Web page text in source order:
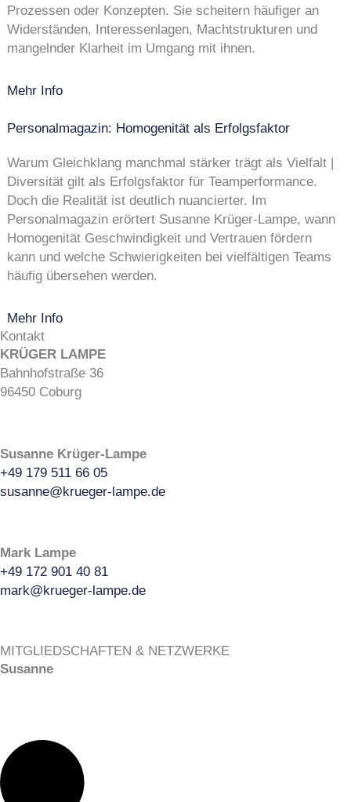
Prozessen oder Konzepten. Sie scheitern häufiger an
Widerständen, Interessenlagen, Machtstrukturen und
mangelnder Klarheit im Umgang mit ihnen.
Mehr Info
Personalmagazin: Homogenität als Erfolgsfaktor
Warum Gleichklang manchmal stärker trägt als Vielfalt |
Diversität gilt als Erfolgsfaktor für Teamperformance.
Doch die Realität ist deutlich nuancierter. Im
Personalmagazin erörtert Susanne Krüger-Lampe, wann
Homogenität Geschwindigkeit und Vertrauen fördern
kann und welche Schwierigkeiten bei vielfältigen Teams
häufig übersehen werden.
Mehr Info
Kontakt
KRÜGER LAMPE
Bahnhofstraße 36
96450 Coburg
Susanne Krüger-Lampe
+49 179 511 66 05
susanne@krueger-lampe.de
Mark Lampe
+49 172 901 40 81
mark@krueger-lampe.de
MITGLIEDSCHAFTEN & NETZWERKE
Susanne